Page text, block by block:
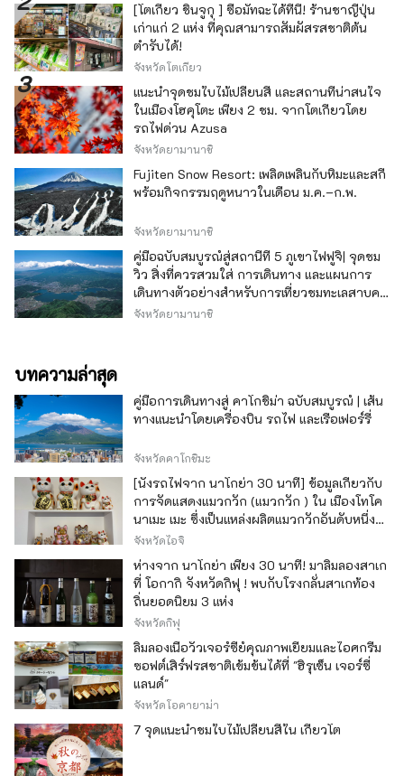
[โตเกียว ชินจูกุ ] ซื้อมัทฉะได้ที่นี่! ร้านชาญี่ปุ่น
เก่าแก่ 2 แห่ง ที่คุณสามารถสัมผัสรสชาติต้น
ตำรับได้!
จังหวัดโตเกียว
แนะนำจุดชมใบไม้เปลี่ยนสี และสถานที่น่าสนใจ
ในเมืองโฮคุโตะ เพียง 2 ชม. จากโตเกียวโดย
รถไฟด่วน Azusa
จังหวัดยามานาชิ
Fujiten Snow Resort: เพลิดเพลินกับหิมะและสกี
พร้อมกิจกรรมฤดูหนาวในเดือน ม.ค.–ก.พ.
จังหวัดยามานาชิ
คู่มือฉบับสมบูรณ์สู่สถานีที่ 5 ภูเขาไฟฟูจิ| จุดชม
วิว สิ่งที่ควรสวมใส่ การเดินทาง และแผนการ
เดินทางตัวอย่างสำหรับการเที่ยวชมทะเลสาบคา
วากุจิ
จังหวัดยามานาชิ
บทความล่าสุด
คู่มือการเดินทางสู่ คาโกชิม่า ฉบับสมบูรณ์ | เส้น
ทางแนะนำโดยเครื่องบิน รถไฟ และเรือเฟอร์รี่
จังหวัดคาโกชิมะ
[นั่งรถไฟจาก นาโกย่า 30 นาที] ข้อมูลเกี่ยวกับ
การจัดแสดงแมวกวัก (แมวกวัก ) ใน เมืองโทโค
นาเมะ เมะ ซึ่งเป็นแหล่งผลิตแมวกวักอันดับหนึ่ง
ของญี่ปุ่น
จังหวัดไอจิ
ห่างจาก นาโกย่า เพียง 30 นาที! มาลิ้มลองสาเก
ที่ โอกากิ จังหวัดกิฟุ ! พบกับโรงกลั่นสาเกท้อง
ถิ่นยอดนิยม 3 แห่ง
จังหวัดกิฟุ
ลิ้มลองเนื้อวัวเจอร์ซีย์คุณภาพเยี่ยมและไอศกรีม
ซอฟต์เสิร์ฟรสชาติเข้มข้นได้ที่ "ฮิรุเซ็น เจอร์ซี่
แลนด์"
จังหวัดโอคายาม่า
7 จุดแนะนำชมใบไม้เปลี่ยนสีใน เกียวโต